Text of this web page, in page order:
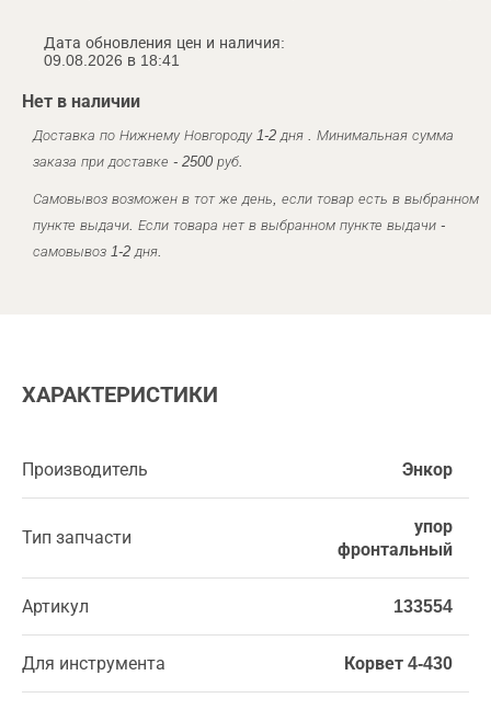
Дата обновления цен и наличия:
09.08.2026 в 18:41
Нет в наличии
Доставка по Нижнему Новгороду 1-2 дня . Минимальная сумма
заказа при доставке - 2500 руб.
Самовывоз возможен в тот же день, если товар есть в выбранном
пункте выдачи. Если товара нет в выбранном пункте выдачи -
самовывоз 1-2 дня.
ХАРАКТЕРИСТИКИ
Производитель Энкор
Тип запчасти
упор
фронтальный
Артикул 133554
Для инструмента Корвет 4-430